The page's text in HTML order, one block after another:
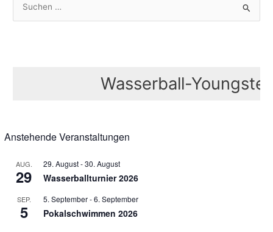
c
Wasserball-Youngster
Anstehende Veranstaltungen
AUG.
29
29. August-30. August
Wasserballturnier 2026
SEP.
5
5. September-6. September
Pokalschwimmen 2026